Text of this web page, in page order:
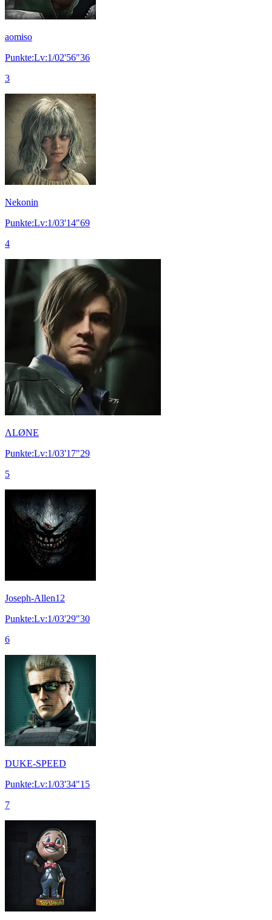
aomiso
Punkte:Lv:1/02'56"36
3
Nekonin
Punkte:Lv:1/03'14"69
4
ΛLØNE
Punkte:Lv:1/03'17"29
5
Joseph-Allen12
Punkte:Lv:1/03'29"30
6
DUKE-SPEED
Punkte:Lv:1/03'34"15
7